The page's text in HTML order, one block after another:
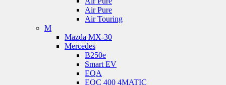
Air Pure
Air Touring
M
Mazda MX-30
Mercedes
B250e
Smart EV
EQA
EQC 400 4MATIC